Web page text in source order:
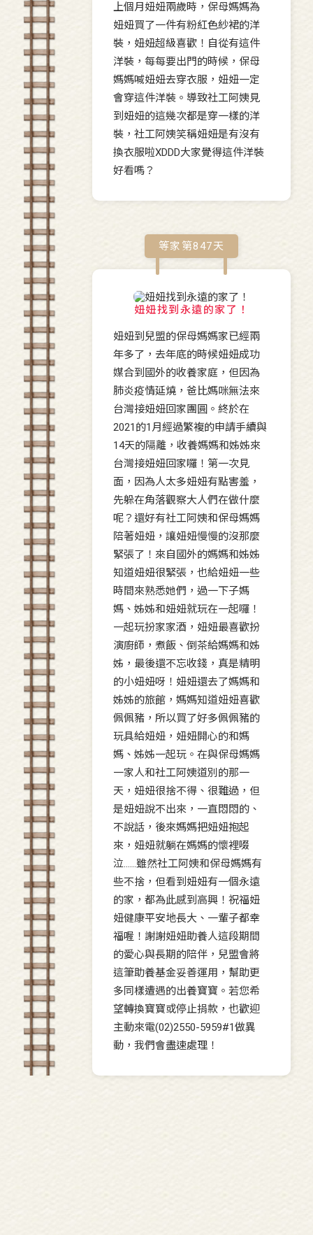
上個月妞妞兩歲時，保母媽媽為
妞妞買了一件有粉紅色紗裙的洋
裝，妞妞超級喜歡！自從有這件
洋裝，每每要出門的時候，保母
媽媽喊妞妞去穿衣服，妞妞一定
會穿這件洋裝。導致社工阿姨見
到妞妞的這幾次都是穿一樣的洋
裝，社工阿姨笑稱妞妞是有沒有
換衣服啦XDDD大家覺得這件洋裝
好看嗎？
等家第847天
妞妞找到永遠的家了！
妞妞到兒盟的保母媽媽家已經兩
年多了，去年底的時候妞妞成功
媒合到國外的收養家庭，但因為
肺炎疫情延燒，爸比媽咪無法來
台灣接妞妞回家團圓。終於在
2021的1月經過繁複的申請手續與
14天的隔離，收養媽媽和姊姊來
台灣接妞妞回家囉！第一次見
面，因為人太多妞妞有點害羞，
先躲在角落觀察大人們在做什麼
呢？還好有社工阿姨和保母媽媽
陪著妞妞，讓妞妞慢慢的沒那麼
緊張了！來自國外的媽媽和姊姊
知道妞妞很緊張，也給妞妞一些
時間來熟悉她們，過一下子媽
媽、姊姊和妞妞就玩在一起囉！
一起玩扮家家酒，妞妞最喜歡扮
演廚師，煮飯、倒茶給媽媽和姊
姊，最後還不忘收錢，真是精明
的小妞妞呀！妞妞還去了媽媽和
姊姊的旅館，媽媽知道妞妞喜歡
佩佩豬，所以買了好多佩佩豬的
玩具給妞妞，妞妞開心的和媽
媽、姊姊一起玩。在與保母媽媽
一家人和社工阿姨道別的那一
天，妞妞很捨不得、很難過，但
是妞妞說不出來，一直悶悶的、
不說話，後來媽媽把妞妞抱起
來，妞妞就躺在媽媽的懷裡啜
泣……雖然社工阿姨和保母媽媽有
些不捨，但看到妞妞有一個永遠
的家，都為此感到高興！祝福妞
妞健康平安地長大、一輩子都幸
福喔！謝謝妞妞助養人這段期間
的愛心與長期的陪伴，兒盟會將
這筆助養基金妥善運用，幫助更
多同樣遭遇的出養寶寶。若您希
望轉換寶寶或停止捐款，也歡迎
主動來電(02)2550-5959#1做異
動，我們會盡速處理！